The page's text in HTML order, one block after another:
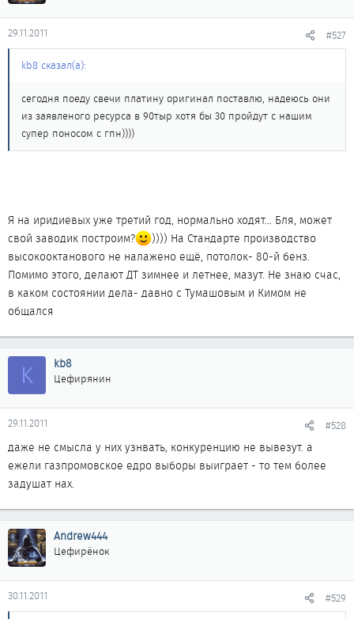
29.11.2011 #527
kb8 сказал(а):
сегодня поеду свечи платину оригинал поставлю, надеюсь они
из заявленого ресурса в 90тыр хотя бы 30 пройдут с нашим
супер поносом с гпн))))
Я на иридиевых уже третий год, нормально ходят... Бля, может
свой заводик построим?
)))) На Стандарте производство
высокооктанового не налажено ещё, потолок- 80-й бенз.
Помимо этого, делают ДТ зимнее и летнее, мазут. Не знаю счас,
в каком состоянии дела- давно с Тумашовым и Кимом не
общался
K kb8
Цефирянин
29.11.2011 #528
даже не смысла у них узнвать, конкуренцию не вывезут. а
ежели газпромовское едро выборы выиграет - то тем более
задушат нах.
Andrew444
Цефирёнок
30.11.2011 #529